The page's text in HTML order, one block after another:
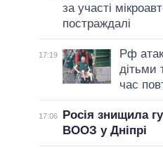
за участі
постраждалі
17:19
Рф
дітьми
час
17:06
Росія знищила
ВООЗ у Дніпрі